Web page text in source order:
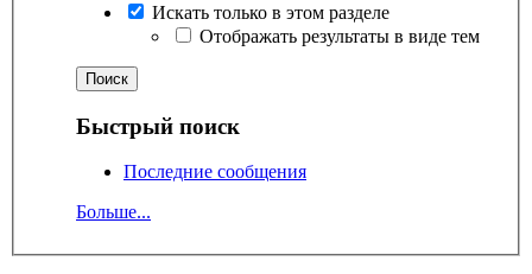
Искать только в этом разделе
Отображать результаты в виде тем
Быстрый поиск
Последние сообщения
Больше...